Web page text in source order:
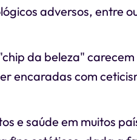
adversos, entre
da beleza"
encaradas com
e saúde em muitos